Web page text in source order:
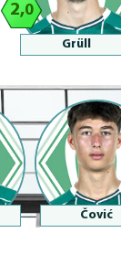
2,0
Grüll
Čović